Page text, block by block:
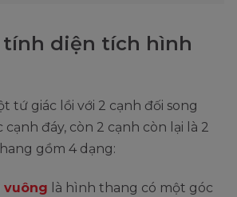
tính diện tích hình
tứ giác lồi với 2 cạnh đối song
đáy, còn 2 cạnh còn lại là 2
gồm 4 dạng:
vuông là hình thang có một góc